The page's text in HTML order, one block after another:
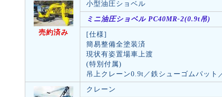
売約済み
小型油圧ショベル
ミニ油圧ショベル PC40MR-2(0.9t吊)
[仕様]
簡易整備全塗装済
現状有姿置場車上渡
(特別付属)
吊上クレーン0.9t／鉄シューゴムパット
クレーン